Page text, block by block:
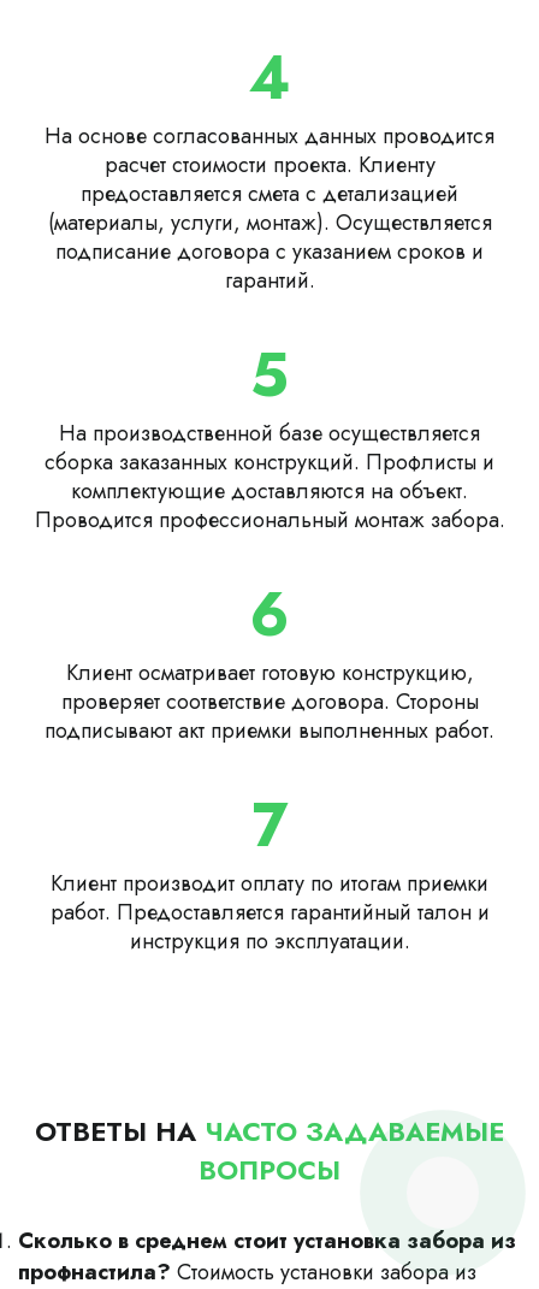
4
На основе согласованных данных проводится
расчет стоимости проекта. Клиенту
предоставляется смета с детализацией
(материалы, услуги, монтаж). Осуществляется
подписание договора с указанием сроков и
гарантий.
5
На производственной базе осуществляется
сборка заказанных конструкций. Профлисты и
комплектующие доставляются на объект.
Проводится профессиональный монтаж забора.
6
Клиент осматривает готовую конструкцию,
проверяет соответствие договора. Стороны
подписывают акт приемки выполненных работ.
7
Клиент производит оплату по итогам приемки
работ. Предоставляется гарантийный талон и
инструкция по эксплуатации.
ОТВЕТЫ НА ЧАСТО ЗАДАВАЕМЫЕ
ВОПРОСЫ
Сколько в среднем стоит установка забора из
профнастила? Стоимость установки забора из